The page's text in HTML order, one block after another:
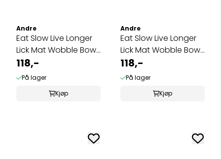
Andre
Eat Slow Live Longer
Lick Mat Wobble Bowl
Grey
118,-
På lager
Kjøp
Andre
Eat Slow Live Longer
Lick Mat Wobble Bowl
Red
118,-
På lager
Kjøp